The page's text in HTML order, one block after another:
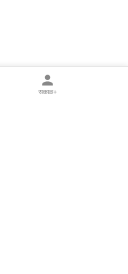
सकाळ+